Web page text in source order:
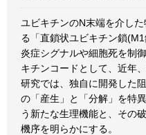
ユビキチンのN末端を介し
る「直鎖状ユビキチン鎖
炎症シグナルや細胞死を制
キチンコードとして、近年
研究では、独自に開発した
の「産生」と「分解」を特
う新たな生理機能と、その
機序を明らかにする。